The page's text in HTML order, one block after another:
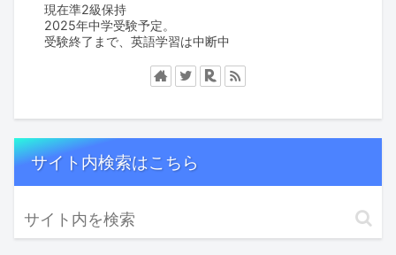
現在準2級保持
2025年中学受験予定。
受験終了まで、英語学習は中断中
サイト内検索はこちら